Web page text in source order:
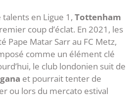
en Ligue 1, Tottenham
coup d’éclat. En 2021, les
Pape Matar Sarr au FC Metz,
comme un élément clé
le club londonien suit de
et pourrait tenter de
ou lors du mercato estival